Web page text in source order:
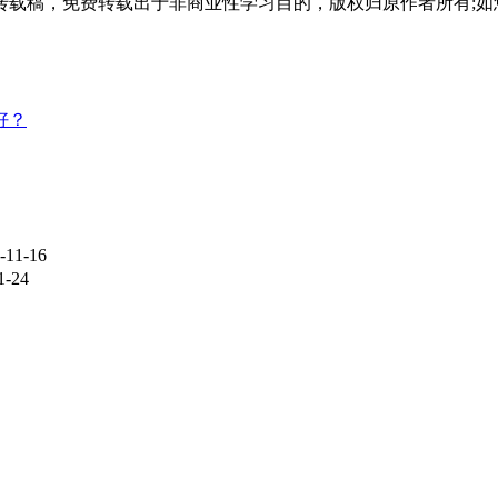
任务，提高应试能力。
？
11-16
24